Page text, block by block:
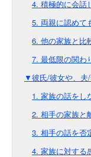
4. 積極的に会話
5. 両親に認めて
6. 他の家族と比
7. 最低限の関わ
▼彼氏/彼女や、夫
1. 家族の話をし
2. 相手の家族と
3. 相手の話を否
4. 家族に対する